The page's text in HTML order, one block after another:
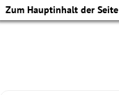
Zum Hauptinhalt der Seite